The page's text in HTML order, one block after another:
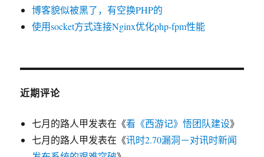
博客貌似被黑了，有空换PHP的
使用socket方式连接Nginx优化php-fpm性能
近期评论
七月的路人甲发表在《看《西游记》悟团队建设》
七月的路人甲发表在《讯时2.70漏洞－对讯时新闻